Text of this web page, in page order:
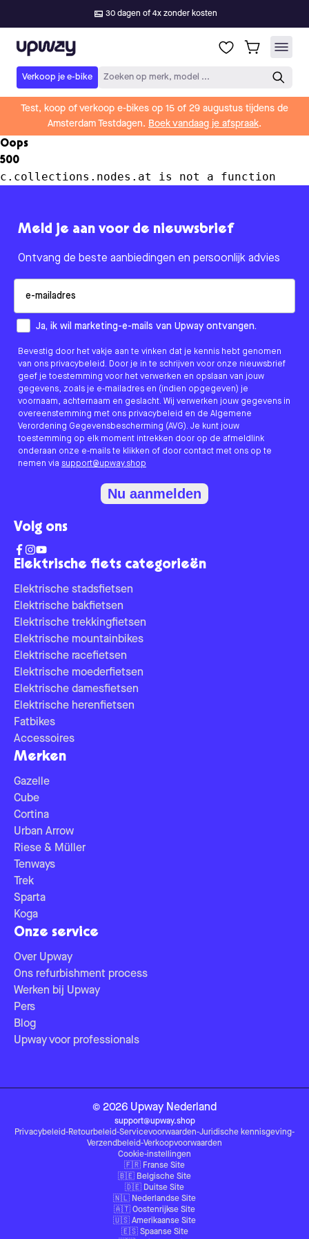
30 dagen of 4x zonder kosten
Upway
Verkoop je e-bike Zoeken op merk, model ...
Test, koop of verkoop e-bikes op 15 of 29 augustus tijdens de
Amsterdam Testdagen. Boek vandaag je afspraak.
Oops
500
c.collections.nodes.at is not a function
Elektrische fiets categorieën
Elektrische stadsfietsen
Elektrische bakfietsen
Elektrische trekkingfietsen
Elektrische mountainbikes
Elektrische racefietsen
Elektrische moederfietsen
Elektrische damesfietsen
Elektrische herenfietsen
Fatbikes
Accessoires
Merken
Gazelle
Cube
Cortina
Urban Arrow
Riese & Müller
Tenways
Trek
Sparta
Koga
Onze service
Over Upway
Ons refurbishment process
Werken bij Upway
Pers
Blog
Upway voor professionals
Meld je aan voor de nieuwsbrief
Ontvang de beste aanbiedingen en persoonlijk advies
How would you like to hear from us?
Ja, ik wil marketing-e-mails van Upway ontvangen.
Bevestig door het vakje aan te vinken dat je kennis hebt genomen
van ons privacybeleid. Door je in te schrijven voor onze nieuwsbrief
geef je toestemming voor het verwerken en opslaan van jouw
gegevens, zoals je e-mailadres en (indien opgegeven) je
voornaam, achternaam en geslacht. Wij verwerken jouw gegevens in
overeenstemming met ons privacybeleid en de Algemene
Verordening Gegevensbescherming (AVG). Je kunt jouw
toestemming op elk moment intrekken door op de afmeldlink
onderaan onze e-mails te klikken of door contact met ons op te
nemen via support@upway.shop
Nu aanmelden
Volg ons
© 2026 Upway Nederland
support@upway.shop
Privacybeleid-Retourbeleid-Servicevoorwaarden-Juridische kennisgeving-
Verzendbeleid-Verkoopvoorwaarden
Cookie-instellingen
🇫🇷 Franse Site
🇧🇪 Belgische Site
🇩🇪 Duitse Site
🇳🇱 Nederlandse Site
🇦🇹 Oostenrijkse Site
🇺🇸 Amerikaanse Site
🇪🇸 Spaanse Site